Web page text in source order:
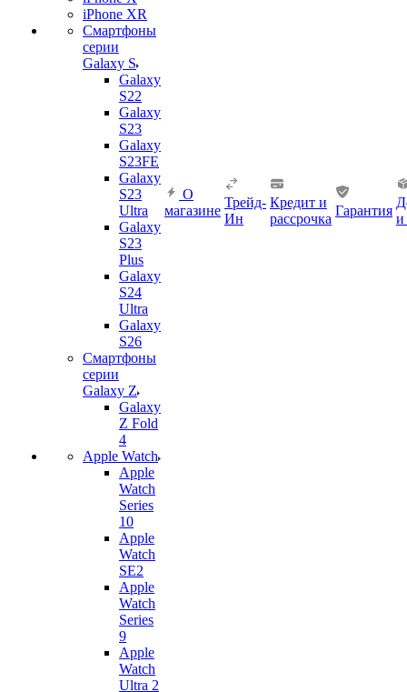
iPhone XR
Смартфоны
серии
Galaxy S
Galaxy
S22
Galaxy
S23
Galaxy
S23FE
Galaxy
S23
Ultra
Galaxy
S23
Plus
Galaxy
S24
Ultra
Galaxy
S26
Смартфоны
серии
Galaxy Z
Galaxy
Z Fold
4
Apple Watch
Apple
Watch
Series
10
Apple
Watch
SE2
Apple
Watch
Series
9
Apple
Watch
Ultra 2
О
магазине
Трейд-
Ин
Кредит и
рассрочка
Гарантия
и